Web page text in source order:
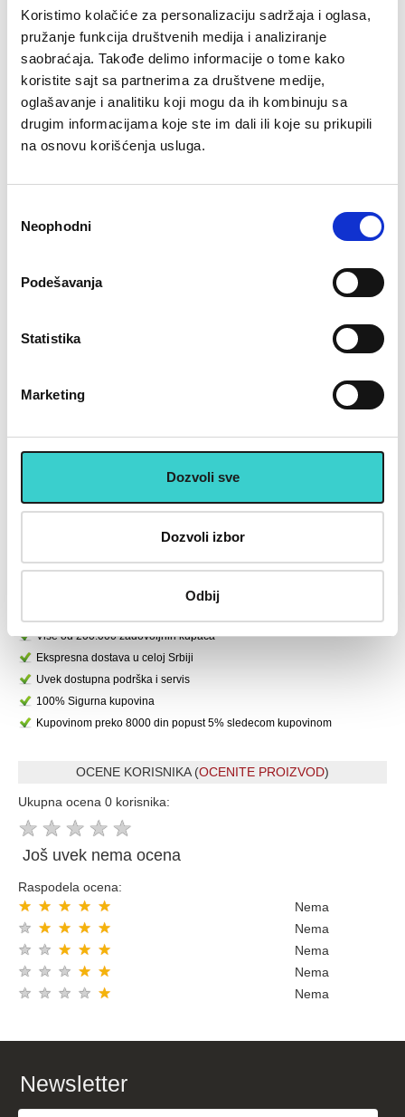
Koristimo kolačiće za personalizaciju sadržaja i oglasa,
pružanje funkcija društvenih medija i analiziranje
saobraćaja. Takođe delimo informacije o tome kako
koristite sajt sa partnerima za društvene medije,
oglašavanje i analitiku koji mogu da ih kombinuju sa
drugim informacijama koje ste im dali ili koje su prikupili
na osnovu korišćenja usluga.
сагласности
Neophodni
Podešavanja
Statistika
Marketing
Dozvoli sve
Dozvoli izbor
Odbij
nova high-tech magnetna tehnologija
poseduje točkiće za premeštanje
boja metala-mat crna, boja kutije-mat crna
nivelacija u odnosu na površinu na kojoj bicikla-trenažer
moderan dizajn
dimenzije montirane sprave: 76.5x49x133
težina zamajca 8 kg
za kilažu vežbača do 120 kg
RING Pojas za mrsavljenje
RING Tegovi za noge sa
1.855 rsd
U cenu je uključen PDV
Placanje do 12 rata bez kamate karticom Banke Intese
Vise od 200.000 zadovoljnih kupaca
Ekspresna dostava u celoj Srbiji
Uvek dostupna podrška i servis
100% Sigurna kupovina
Kupovinom preko 8000 din popust 5% sledecom kupovinom
OCENE KORISNIKA (OCENITE PROIZVOD)
Ukupna ocena 0 korisnika:
★ ★ ★ ★ ★
Još uvek nema ocena
Raspodela ocena:
★
★
★
★
★ Nema
★
★
★
★
★ Nema
★
★
★
★
★ Nema
★
★
★
★
★ Nema
★
★
★
★
★ Nema
Newsletter